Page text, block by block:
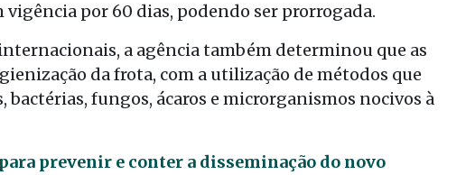
vigência por 60 dias, podendo ser prorrogada.
a agência também determinou que as
da frota, com a utilização de métodos que
bactérias, fungos, ácaros e microrganismos nocivos à
prevenir e conter a disseminação do novo